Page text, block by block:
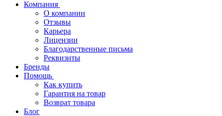
Компания
О компании
Отзывы
Карьера
Лицензии
Благодарственные письма
Реквизиты
Бренды
Помощь
Как купить
Гарантия на товар
Возврат товара
Блог